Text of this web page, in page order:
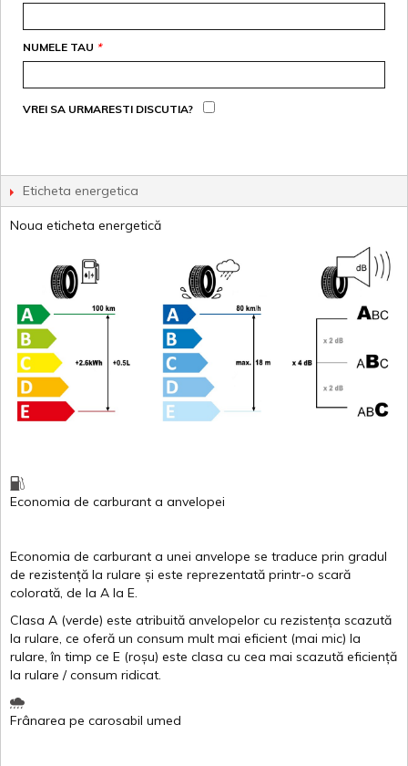
*
NUMELE TAU
VREI SA URMARESTI DISCUTIA?
Eticheta energetica
Noua eticheta energetică
Economia de carburant a anvelopei
Economia de carburant a unei anvelope se traduce prin gradul
de rezistență la rulare și este reprezentată printr-o scară
colorată, de la A la E.
Clasa A (verde) este atribuită anvelopelor cu rezistența scazută
la rulare, ce oferă un consum mult mai eficient (mai mic) la
rulare,în timp ce E (roșu) este clasa cu cea mai scazută eficiență
la rulare /consum ridicat.
Frânarea pe carosabil umed